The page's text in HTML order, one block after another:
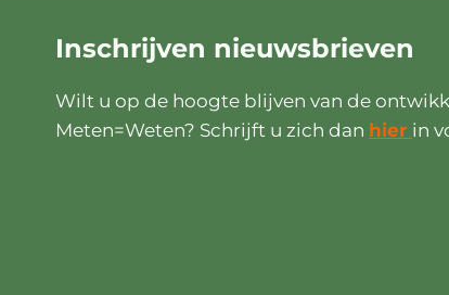
Inschrijven nieuwsbrieven
Wilt u op de hoogte blijven van de
Meten=Weten? Schrijft u zich dan hier in